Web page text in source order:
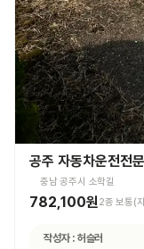
공주 자동차운전전
충남 공주시 소학길
782,100원2종 보통(
작성자 : 허슬러